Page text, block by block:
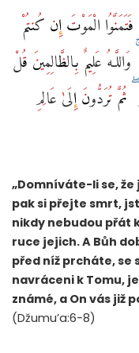
الْمَوْتَ إِن كُنتُمْ
عَلِيمٌ بِالظَّالِمِينَ قُلْ
تُرَدُّونَ إِلَىٰ عَالِمِ
„Domníváte-li se,
pak si přejte smrt,
nikdy nebudou přát
ruce jejich. A Bůh
před níž prcháte, se
navráceni k Tomu,
známé, a On vás již
(Džumu’a:6-8)